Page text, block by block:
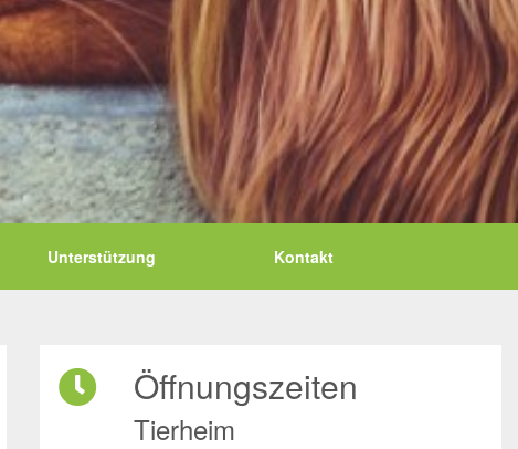
Unterstützung Kontakt
Öffnungszeiten
Tierheim